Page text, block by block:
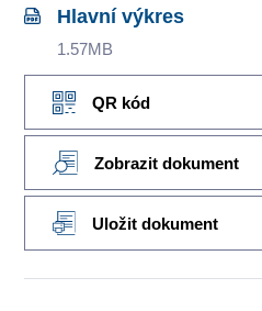
Hlavní výkres
1.57MB
QR kód
Zobrazit dokument
Uložit dokument